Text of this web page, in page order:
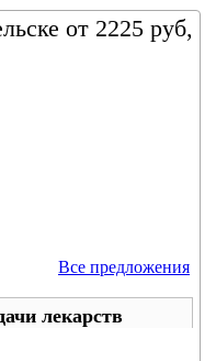
от 2225 руб,
Все предложения
лекарств